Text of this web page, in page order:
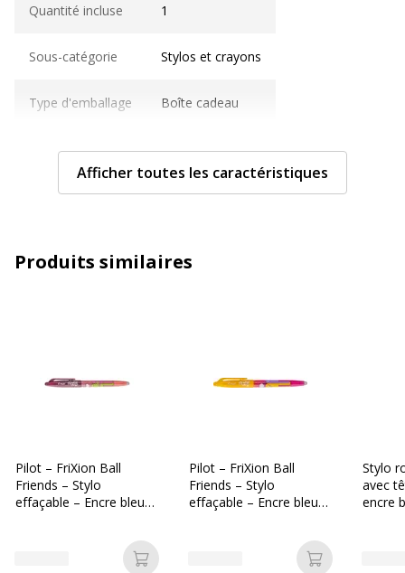
Quantité incluse 1
Sous-catégorie Stylos et crayons
Type d'emballage Boîte cadeau
Type de produit Stylo à bille
Caractéristiques techniques
Largeur de la ligne Moyen
Capuchon poli
Pince à double tranchant
Afficher toutes les caractéristiques
Produits similaires
Pilot – FriXion Ball
Friends – Stylo
effaçable – Encre bleue
Ajouter au panier
Pilot – FriXion Ball
Friends – Stylo
effaçable – Encre bleue
Ajouter au
Stylo
avec
encre